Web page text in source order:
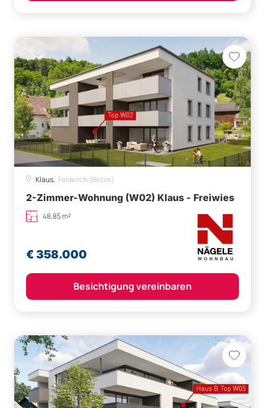
Klaus, Feldkirch (Bezirk)
2-Zimmer-Wohnung (W02) Klaus - Freiwies
48,85 m²
€ 358.000
Besichtigung vereinbaren